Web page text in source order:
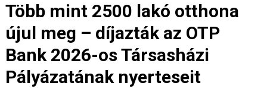
Több mint 2500 lakó otthona
újul meg – díjazták az OTP
Bank 2026-os Társasházi
Pályázatának nyerteseit